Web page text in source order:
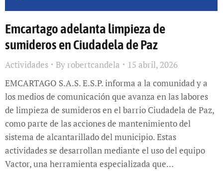
Emcartago adelanta limpieza de
sumideros en Ciudadela de Paz
Actividades By robertcandela
15 abril, 2026
EMCARTAGO S.A.S. E.S.P. informa a la comunidad y a
los medios de comunicación que avanza en las labores
de limpieza de sumideros en el barrio Ciudadela de Paz,
como parte de las acciones de mantenimiento del
sistema de alcantarillado del municipio. Estas
actividades se desarrollan mediante el uso del equipo
Vactor, una herramienta especializada que…